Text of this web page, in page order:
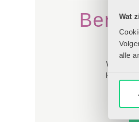
Wat
alle
Word nu
HJK-